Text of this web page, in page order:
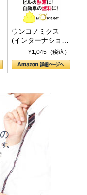
ウンコノミクス
(インターナショナ
ル新書)¥1,045（税込）